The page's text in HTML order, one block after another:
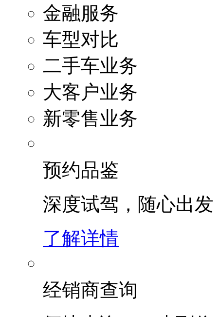
金融服务
车型对比
二手车业务
大客户业务
新零售业务
预约品鉴
深度试驾，随心出发
了解详情
经销商查询